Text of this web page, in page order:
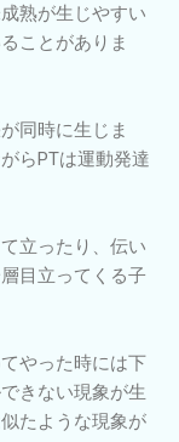
熟が生じやすい
ことがありま
同時に生じま
らPTは運動発達
立ったり、伝い
目立ってくる子
やった時には下
きない現象が生
たような現象が